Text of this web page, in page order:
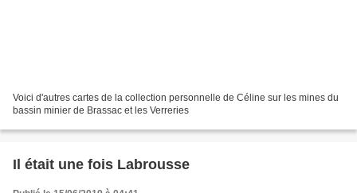
Voici d'autres cartes de la collection personnelle de Céline sur les mines du
bassin minier de Brassac et les Verreries
Il était une fois Labrousse